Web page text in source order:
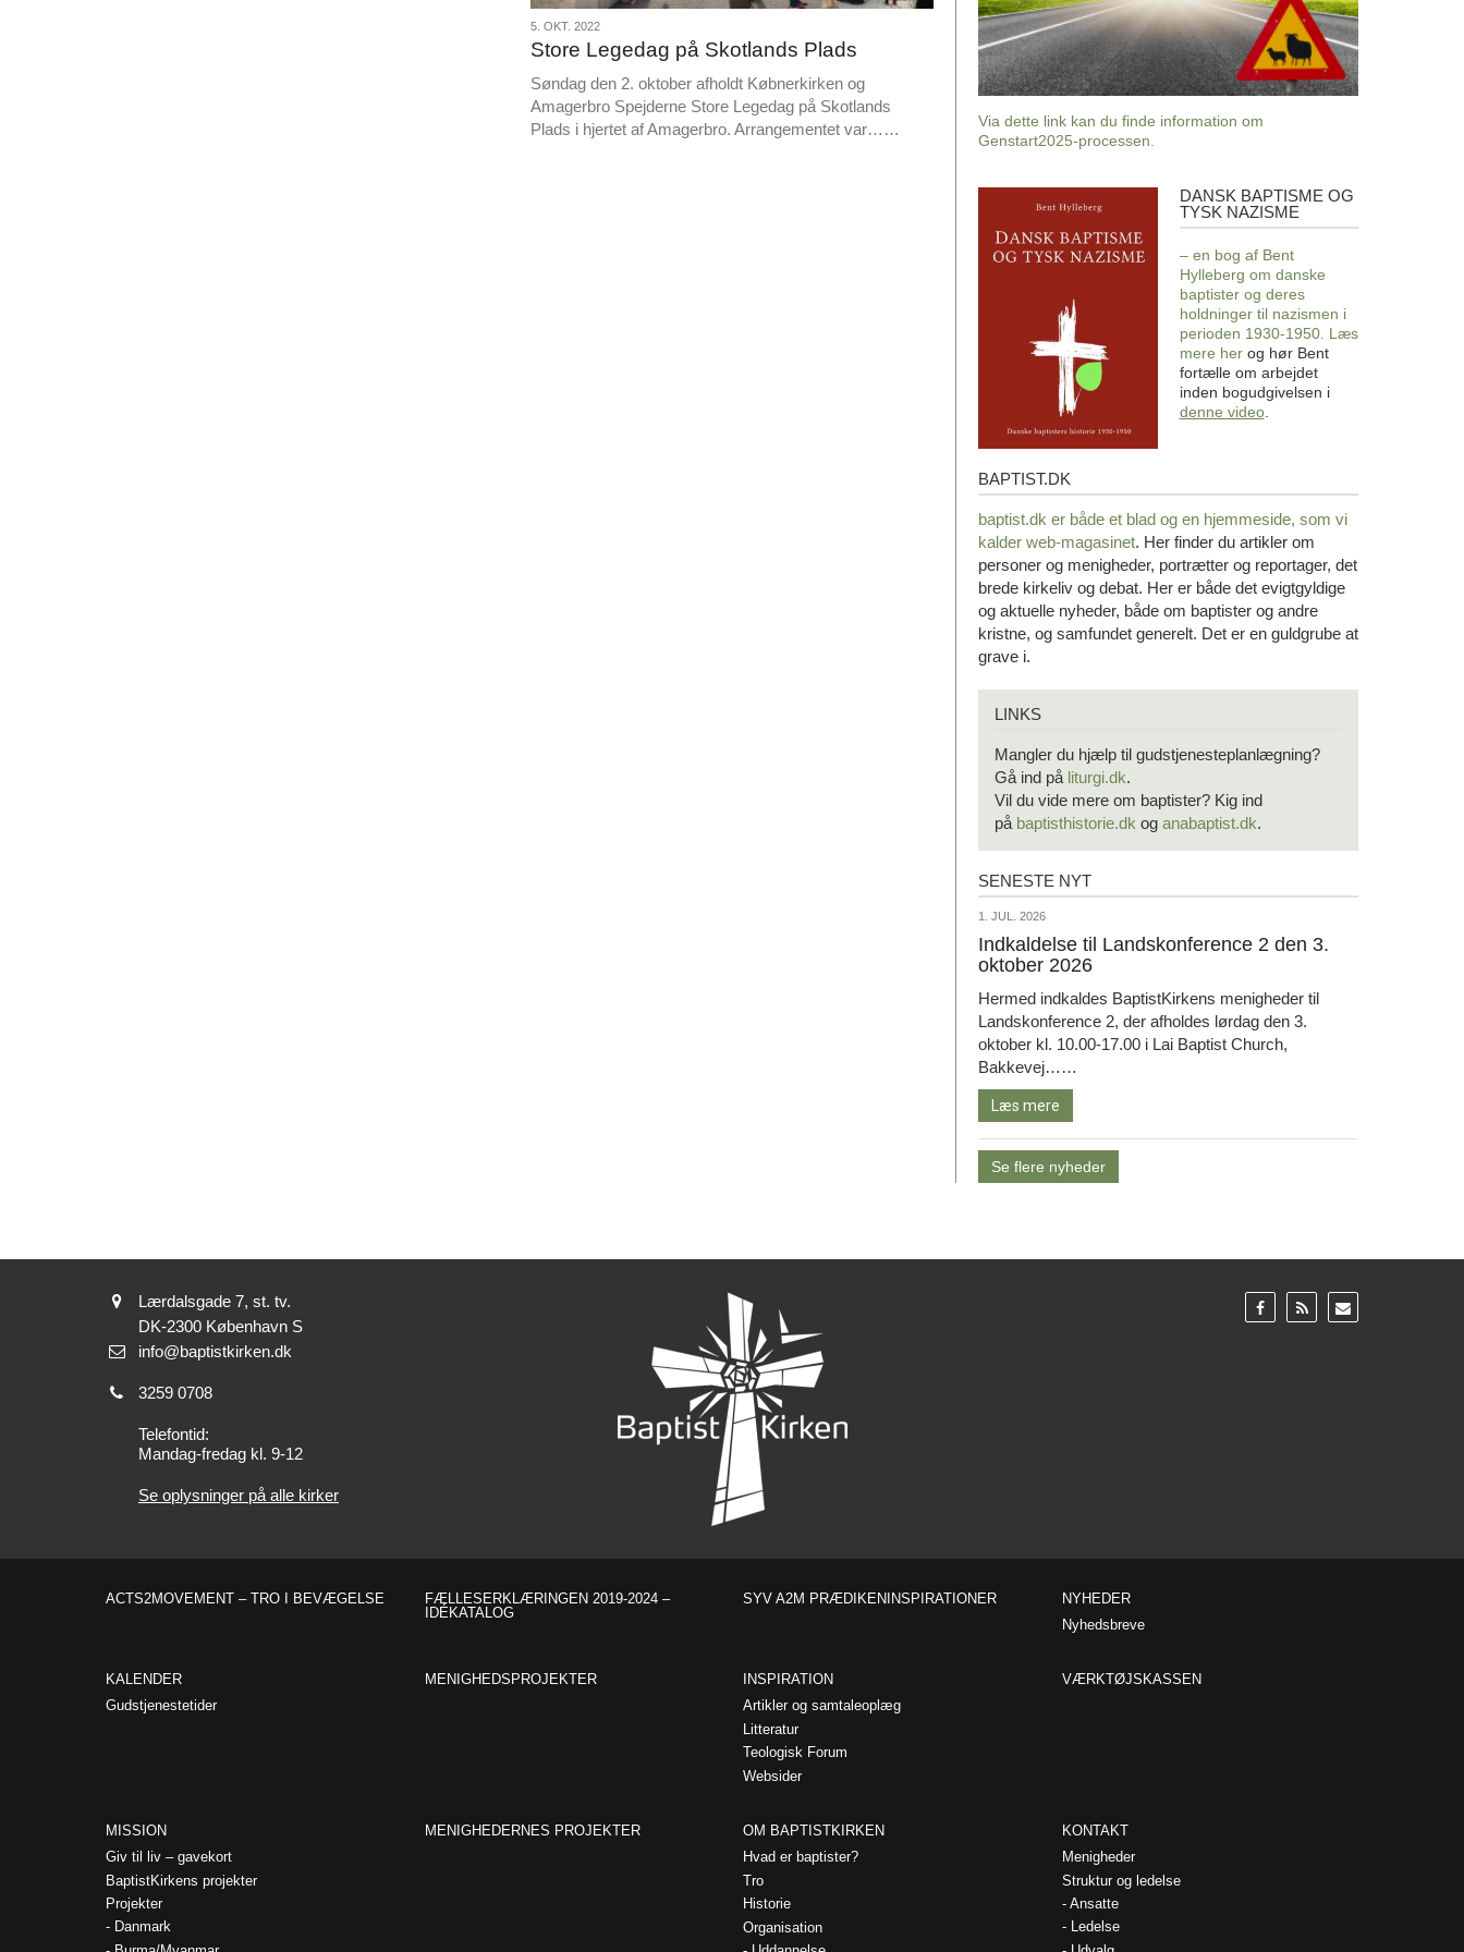
5.
okt.
2022
5. OKT. 2022
Store Legedag på Skotlands Plads
Søndag den 2. oktober afholdt Købnerkirken og
Amagerbro Spejderne Store Legedag på Skotlands
Plads i hjertet af Amagerbro. Arrangementet var……
Via dette link kan du finde information om
Genstart2025-processen.
tysk
DANSK BAPTISME OG
TYSK NAZISME
– en bog af Bent
Hylleberg om danske
baptister og deres
holdninger til nazismen i
perioden 1930-1950. Læs
mere herog hør Bent
fortælle om arbejdet
inden bogudgivelsen i
denne video.
baptist.dk
BAPTIST.DK
baptist.dk er både et blad og en hjemmeside, som vi
kalder web-magasinet. Her finder du artikler om
personer og menigheder, portrætter og reportager, det
brede kirkeliv og debat. Her er både det evigtgyldige
og aktuelle nyheder, både om baptister og andre
kristne, og samfundet generelt. Det er en guldgrube at
grave i.
LINKS
Mangler du hjælp til gudstjenesteplanlægning?
Gå ind på liturgi.dk.
Vil du vide mere om baptister? Kig ind
på baptisthistorie.dk og anabaptist.dk.
Seneste
SENESTE NYT
1.
jul.
2026
1. JUL. 2026
Indkaldelse til Landskonference 2 den 3.
oktober 2026
Hermed indkaldes BaptistKirkens menigheder til
Landskonference 2, der afholdes lørdag den 3.
oktober kl. 10.00-17.00 i Lai Baptist Church,
Bakkevej……
Læs mere
Se flere nyheder
Adresse:
Lærdalsgade 7, st. tv.
Adresse:
DK-2300 København S
Send
info@baptistkirken.dk
Tlf.:
3259 0708
Telefontid:
Mandag-fredag kl. 9-12
Se oplysninger på alle kirker
Gå
til:
Gå
til:
Gå
til:
ACTS2MOVEMENT – TRO I BEVÆGELSE
FÆLLESERKLÆRINGEN 2019-2024 –
IDÉKATALOG
SYV A2M PRÆDIKENINSPIRATIONER
NYHEDER
Nyhedsbreve
KALENDER
Gudstjenestetider
MENIGHEDSPROJEKTER
INSPIRATION
Artikler og samtaleoplæg
Litteratur
Teologisk Forum
Websider
VÆRKTØJSKASSEN
MISSION
Giv til liv – gavekort
BaptistKirkens projekter
Projekter
Danmark
MENIGHEDERNES PROJEKTER
OM BAPTISTKIRKEN
Hvad er baptister?
Tro
Historie
Organisation
KONTAKT
Menigheder
Struktur og ledelse
Ansatte
Ledelse